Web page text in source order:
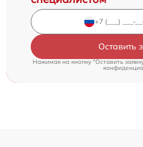
Оставить
Нажимая на кнопку "Оставить